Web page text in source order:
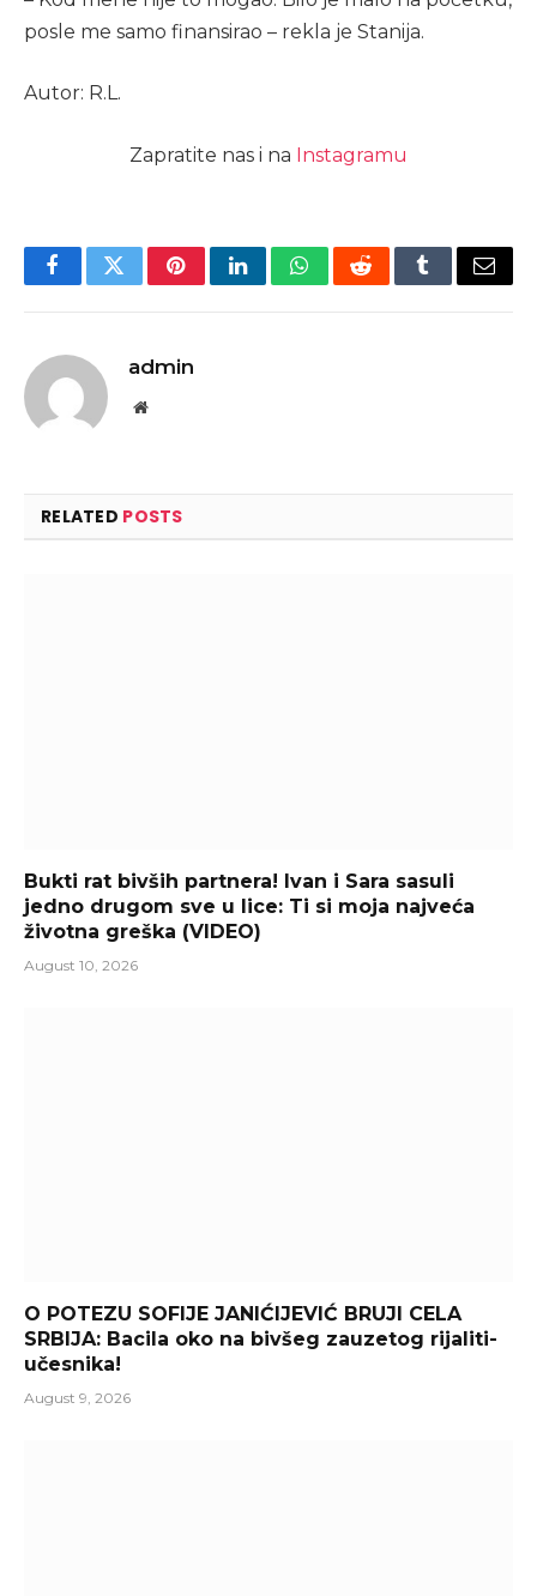
posle me samo finansirao – rekla je Stanija.
Autor: R.L.
Zapratite nas i na Instagramu
FacebookTwitterPinterestLinkedInWhatsAppRedditTumblrEmail
admin
Website
RELATED POSTS
Bukti rat bivših partnera! Ivan i Sara sasuli
jedno drugom sve u lice: Ti si moja najveća
životna greška (VIDEO)
August 10, 2026
O POTEZU SOFIJE JANIĆIJEVIĆ BRUJI CELA
SRBIJA: Bacila oko na bivšeg zauzetog rijaliti-
učesnika!
August 9, 2026